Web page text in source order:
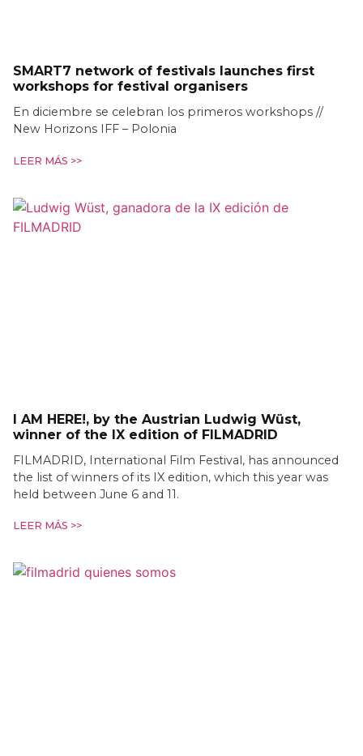
SMART7 network of festivals launches first
workshops for festival organisers
En diciembre se celebran los primeros workshops //
New Horizons IFF – Polonia
LEER MÁS >>
I AM HERE!, by the Austrian Ludwig Wüst,
winner of the IX edition of FILMADRID
FILMADRID, International Film Festival, has announced
the list of winners of its IX edition, which this year was
held between June 6 and 11.
LEER MÁS >>